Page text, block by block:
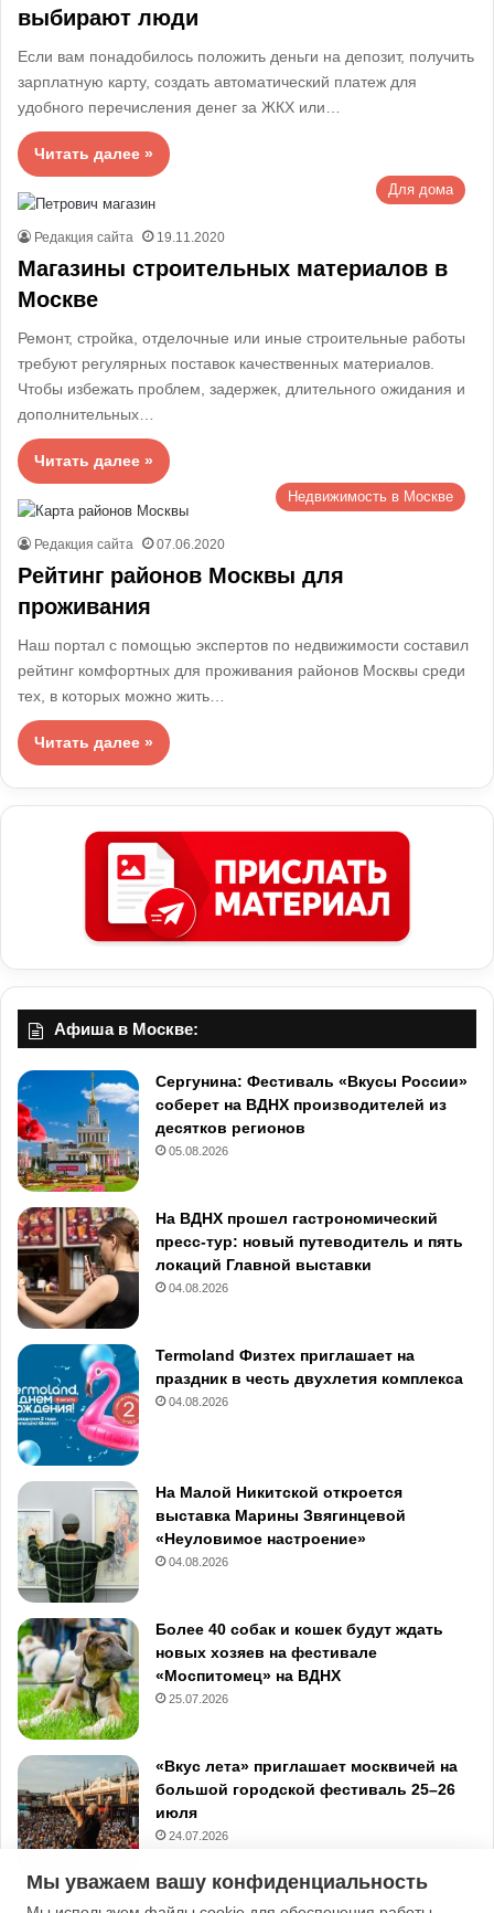
выбирают люди
Если вам понадобилось положить деньги на депозит, получить
зарплатную карту, создать автоматический платеж для
удобного перечисления денег за ЖКХ или…
Читать далее »
Для дома
Редакция сайта 19.11.2020
Магазины строительных материалов в
Москве
Ремонт, стройка, отделочные или иные строительные работы
требуют регулярных поставок качественных материалов.
Чтобы избежать проблем, задержек, длительного ожидания и
дополнительных…
Читать далее »
Недвижимость в Москве
Редакция сайта 07.06.2020
Рейтинг районов Москвы для
проживания
Наш портал с помощью экспертов по недвижимости составил
рейтинг комфортных для проживания районов Москвы среди
тех, в которых можно жить…
Читать далее »
Афиша в Москве:
Сергунина: Фестиваль «Вкусы России»
соберет на ВДНХ производителей из
десятков регионов
05.08.2026
На ВДНХ прошел гастрономический
пресс-тур: новый путеводитель и пять
локаций Главной выставки
04.08.2026
Termoland Физтех приглашает на
праздник в честь двухлетия комплекса
04.08.2026
На Малой Никитской откроется
выставка Марины Звягинцевой
«Неуловимое настроение»
04.08.2026
Более 40 собак и кошек будут ждать
новых хозяев на фестивале
«Моспитомец» на ВДНХ
25.07.2026
«Вкус лета» приглашает москвичей на
большой городской фестиваль 25–26
июля
24.07.2026
Мы уважаем вашу конфиденциальность